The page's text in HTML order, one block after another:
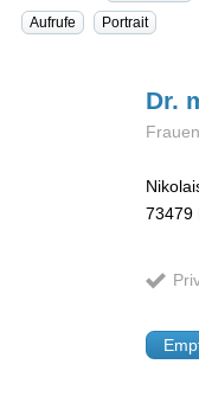
Aufrufe
Portrait
Dr.
73479